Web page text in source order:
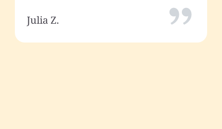
Julia Z.